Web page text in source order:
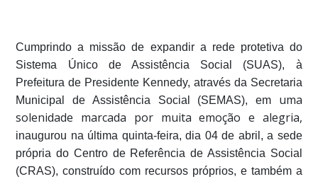
Cumprindo a missão de expandir a rede protetiva do
Sistema Único de Assistência Social (SUAS), à
Prefeitura de Presidente Kennedy, através da Secretaria
Municipal de Assistência Social (SEMAS), em uma
solenidade marcada por muita emoção e alegria,
inaugurou na última quinta-feira, dia 04 de abril, a sede
própria do Centro de Referência de Assistência Social
(CRAS), construído com recursos próprios, e também a